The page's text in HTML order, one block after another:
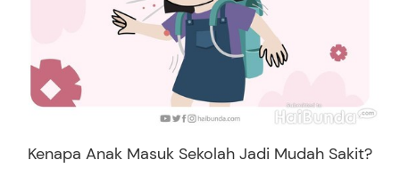
Kenapa Anak Masuk Sekolah Jadi Mudah Sakit?